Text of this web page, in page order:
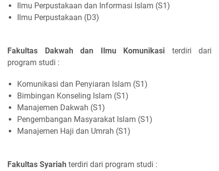
Ilmu Perpustakaan dan Informasi Islam (S1)
Ilmu Perpustakaan (D3)
Fakultas Dakwah dan Ilmu Komunikasi terdiri dari
program studi :
Komunikasi dan Penyiaran Islam (S1)
Bimbingan Konseling Islam (S1)
Manajemen Dakwah (S1)
Pengembangan Masyarakat Islam (S1)
Manajemen Haji dan Umrah (S1)
Fakultas Syariah terdiri dari program studi :